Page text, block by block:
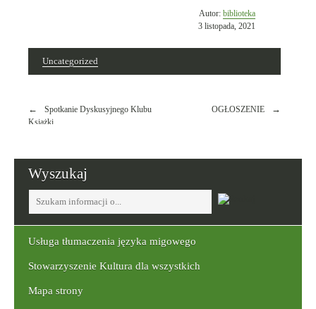
Autor:bibliotekaOpublikowano
3 listopada, 2021
Uncategorized
Nawigacja
wpisu
Spotkanie Dyskusyjnego Klubu
Książki
OGŁOSZENIE
Wyszukaj
wpisz
Usługa tłumaczenia języka migowego
Stowarzyszenie Kultura dla wszystkich
Mapa strony